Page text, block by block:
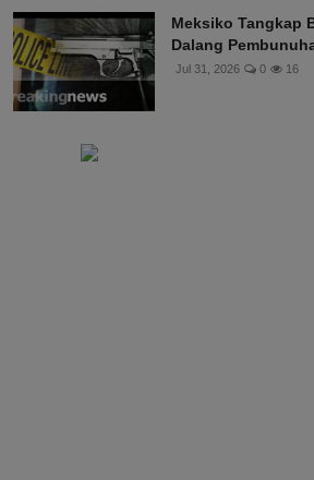
Meksiko Tangkap
Dalang
Jul 31, 2026 0 16